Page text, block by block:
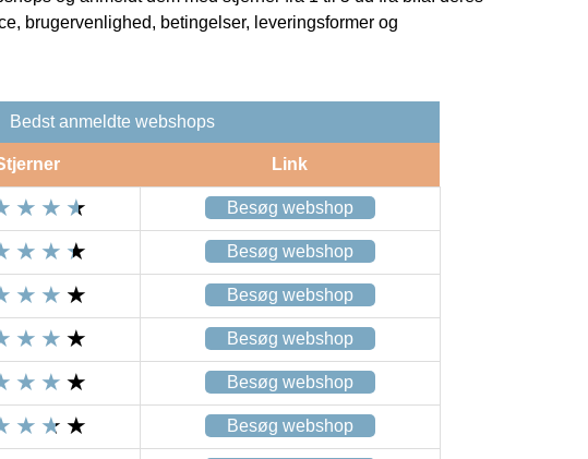
brugervenlighed, betingelser, leveringsformer og
Bedst anmeldte webshops
Link
Besøg webshop
Besøg webshop
Besøg webshop
Besøg webshop
Besøg webshop
Besøg webshop